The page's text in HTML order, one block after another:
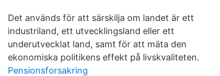
Det används för att särskilja om landet är ett
industriland, ett utvecklingsland eller ett
underutvecklat land, samt för att mäta den
ekonomiska politikens effekt på livskvaliteten.
Pensionsforsakring